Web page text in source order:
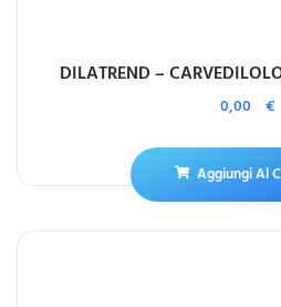
DILATREND –
0,00 €
Aggiungi Al